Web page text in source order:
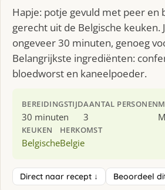
Hapje: potje gevuld met peer en
gerecht uit de Belgische keuken.
ongeveer 30 minuten, genoeg
Belangrijkste ingrediënten:
bloedworst en kaneelpoeder.
BEREIDINGSTIJD
30 minuten
AANTAL PERSONEN
3
KEUKEN
Belgische
HERKOMST
Belgie
Direct naar recept ↓ Beoordeel